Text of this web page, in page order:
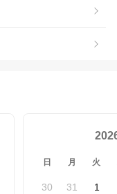
日 月 火
30 31 1